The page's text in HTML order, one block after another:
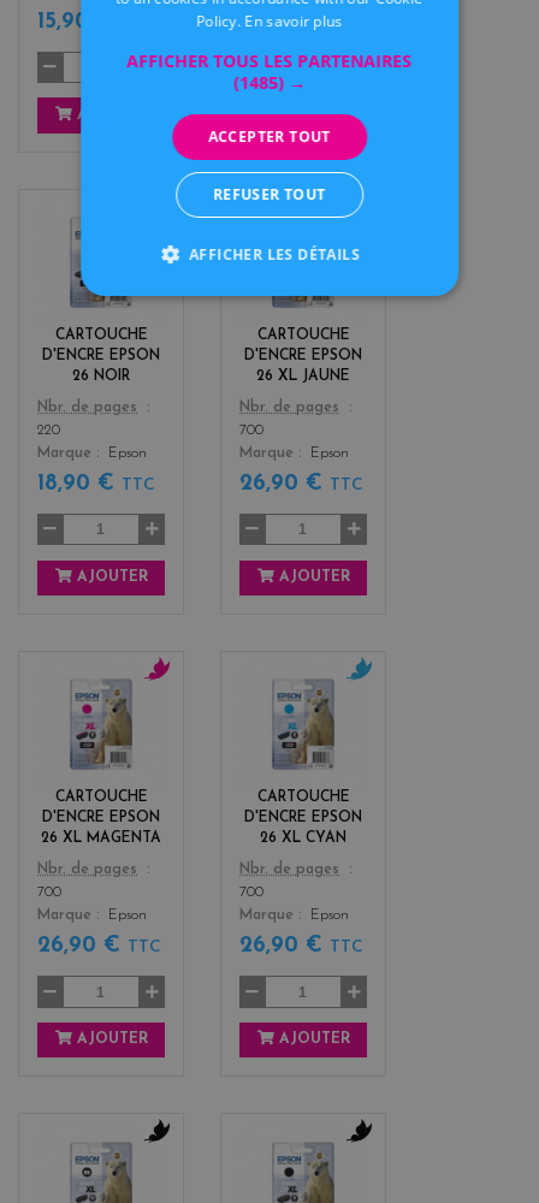
15,90 €
AJOUTER
15,90 €TTC
AJOUTER
CARTOUCHE
D'ENCRE EPSON
26 NOIR
Color
c
k
Nbr. de pages
220
Marque
Epson
18,90 € TTC
AJOUTER
CARTOUCHE
D'ENCRE EPSON
26 XL JAUNE
Color
e
l
o
w
Nbr. de pages
700
Marque
Epson
26,90 € TTC
AJOUTER
CARTOUCHE
D'ENCRE EPSON
26 XL MAGENTA
Color
n
t
a
Nbr. de pages
700
Marque
Epson
26,90 € TTC
AJOUTER
CARTOUCHE
D'ENCRE EPSON
26 XL CYAN
Color
Nbr. de pages
700
Marque
Epson
26,90 € TTC
AJOUTER
Policy. En savoir plus
AFFICHER TOUS LES PARTENAIRES
(1485) →
ACCEPTER TOUT
REFUSER TOUT
AFFICHER LES DÉTAILS